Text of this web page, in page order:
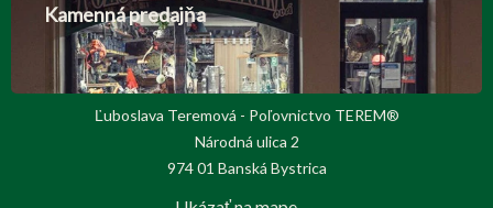
Kamenná predajňa
Ľuboslava Teremová - Poľovnictvo TEREM®
Národná ulica 2
974 01 Banská Bystrica